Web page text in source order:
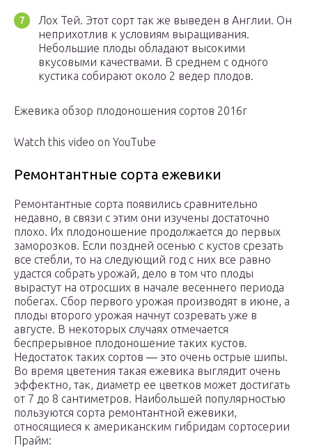
Лох Тей. Этот сорт так же выведен в Англии. Он
неприхотлив к условиям выращивания.
Небольшие плоды обладают высокими
вкусовыми качествами. В среднем с одного
кустика собирают около 2 ведер плодов.
Ежевика обзор плодоношения сортов 2016г
Watch this video on YouTube
Ремонтантные сорта ежевики
Ремонтантные сорта появились сравнительно
недавно, в связи с этим они изучены достаточно
плохо. Их плодоношение продолжается до первых
заморозков. Если поздней осенью с кустов срезать
все стебли, то на следующий год с них все равно
удастся собрать урожай, дело в том что плоды
вырастут на отросших в начале весеннего периода
побегах. Сбор первого урожая производят в июне, а
плоды второго урожая начнут созревать уже в
августе. В некоторых случаях отмечается
беспрерывное плодоношение таких кустов.
Недостаток таких сортов ― это очень острые шипы.
Во время цветения такая ежевика выглядит очень
эффектно, так, диаметр ее цветков может достигать
от 7 до 8 сантиметров. Наибольшей популярностью
пользуются сорта ремонтантной ежевики,
относящиеся к американским гибридам сортосерии
Прайм: